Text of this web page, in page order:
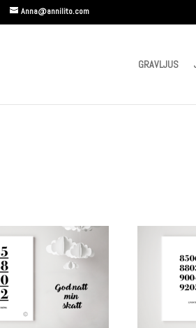
Anna@annilito.com
GRAVLJUS